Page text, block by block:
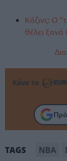
Κάζινς: Ο
θέλει ξανά
Κάνε το
TAGS ΝΒΑ